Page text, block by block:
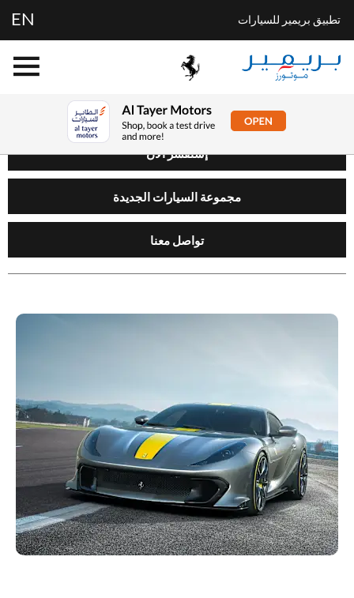
EN تطبيق بريمير للسيارات
إستفسر الآن
مجموعة السيارات الجديدة
تواصل معنا